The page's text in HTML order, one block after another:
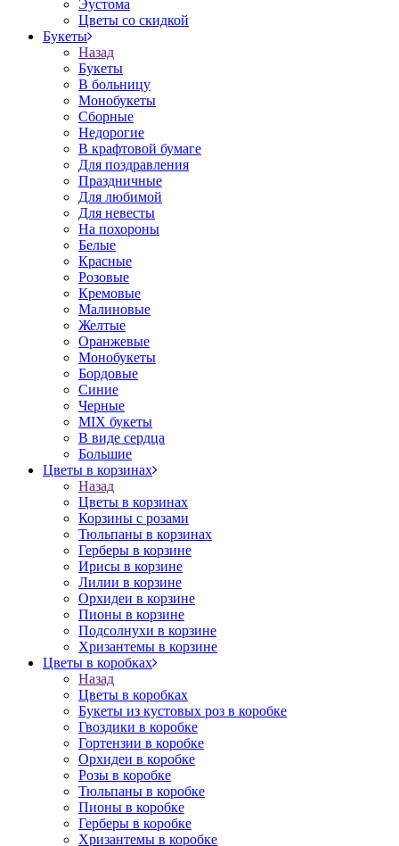
Эустома
Цветы со скидкой
Букеты
Назад
Букеты
В больницу
Монобукеты
Сборные
Недорогие
В крафтовой бумаге
Для поздравления
Праздничные
Для любимой
Для невесты
На похороны
Белые
Красные
Розовые
Кремовые
Малиновые
Желтые
Оранжевые
Монобукеты
Бордовые
Синие
Черные
MIX букеты
В виде сердца
Большие
Цветы в корзинах
Назад
Цветы в корзинах
Корзины с розами
Тюльпаны в корзинах
Герберы в корзине
Ирисы в корзине
Лилии в корзине
Орхидеи в корзине
Пионы в корзине
Подсолнухи в корзине
Хризантемы в корзине
Цветы в коробках
Назад
Цветы в коробках
Букеты из кустовых роз в коробке
Гвоздики в коробке
Гортензии в коробке
Орхидеи в коробке
Розы в коробке
Тюльпаны в коробке
Пионы в коробке
Герберы в коробке
Хризантемы в коробке